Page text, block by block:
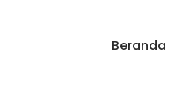
Beranda